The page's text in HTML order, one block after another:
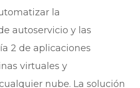
la
autoservicio y las
2 de aplicaciones
virtuales y
nube. La solución